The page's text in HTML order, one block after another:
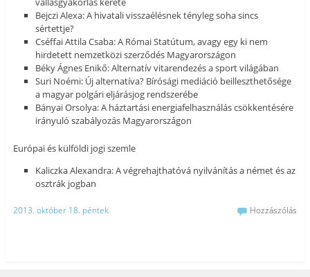
Bejczi Alexa: A hivatali visszaélésnek tényleg soha sincs
sértettje?
Cséffai Attila Csaba: A Római Statútum, avagy egy ki nem
hirdetett nemzetközi szerződés Magyarországon
Béky Ágnes Enikő: Alternatív vitarendezés a sport világában
Suri Noémi: Új alternatíva? Bírósági mediáció beilleszthetősége
a magyar polgári eljárásjog rendszerébe
Bányai Orsolya: A háztartási energiafelhasználás csökkentésére
irányuló szabályozás Magyarországon
Európai és külföldi jogi szemle
Kaliczka Alexandra: A végrehajthatóvá nyilvánítás a német és az
osztrák jogban
2013. október 18. péntek Hozzászólás